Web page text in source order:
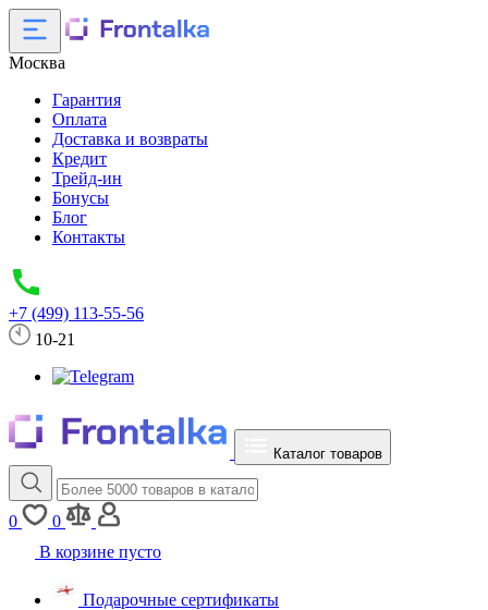
Москва
Гарантия
Оплата
Доставка и возвраты
Кредит
Трейд-ин
Бонусы
Блог
Контакты
+7 (499) 113-55-56
10-21
Каталог товаров
0
0
В корзине пусто
Подарочные сертификаты